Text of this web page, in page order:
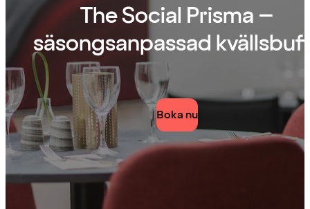
The Social Prisma –
säsongsanpassad
Boka nu